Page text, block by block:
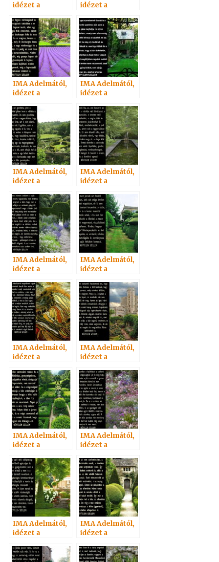
idézet a
Szellemtől 3.
idézet a
Szellemtől 25.
IMA Adelmától,
idézet a
Szellemtől 2.
IMA Adelmától,
idézet a
Szellemtől 4.
IMA Adelmától,
idézet a
Szellemtől 17.
IMA Adelmától,
idézet a
Szellemtől 11.
IMA Adelmától,
idézet a
Szellemtől 40.
IMA Adelmától,
idézet a
Szellemtől 30.
IMA Adelmától,
idézet a
Szellemtől 29.
IMA Adelmától,
idézet a
Szellemtől 35.
IMA Adelmától,
idézet a
Szellemtől 15.
IMA Adelmától,
idézet a
Szellemtől 32.
IMA Adelmától,
idézet a
Szellemtől 1.
IMA Adelmától,
idézet a
Szellemtől 33.